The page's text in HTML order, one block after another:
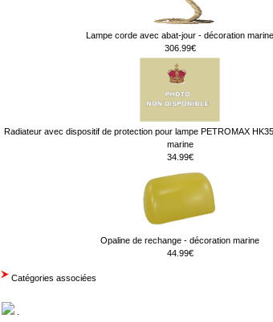
Lampe corde avec abat-jour - décoration marine
306.99€
Radiateur avec dispositif de protection pour lampe PETROMAX
marine
34.99€
Opaline de rechange - décoration marine
44.99€
Catégories associées